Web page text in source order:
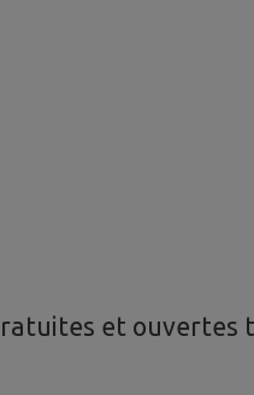
et ouvertes